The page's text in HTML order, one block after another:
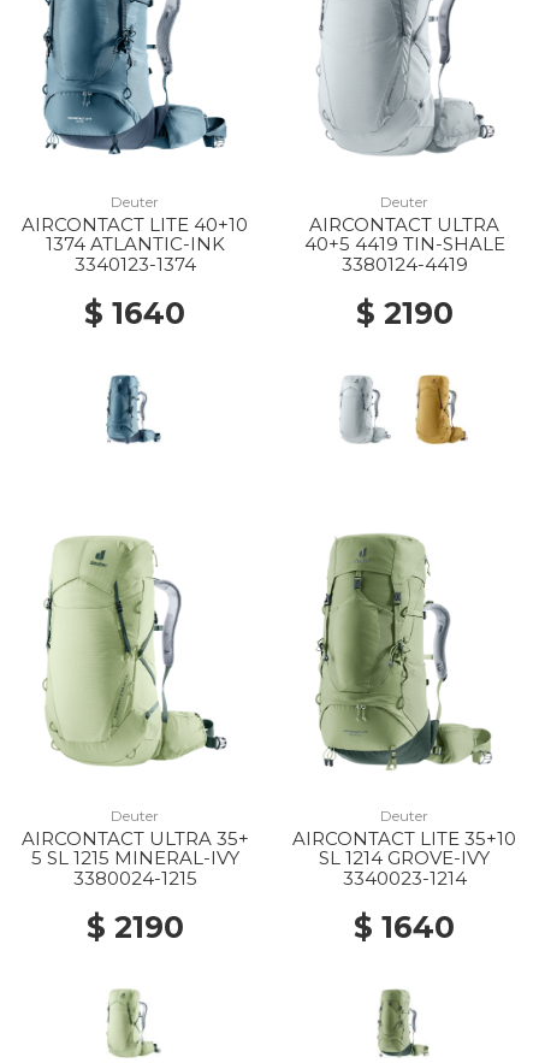
Deuter
AIRCONTACT LITE 40+10
1374 ATLANTIC-INK
3340123-1374
$ 1640
Deuter
AIRCONTACT ULTRA
40+5 4419 TIN-SHALE
3380124-4419
$ 2190
Deuter
AIRCONTACT ULTRA 35+
5 SL 1215 MINERAL-IVY
3380024-1215
$ 2190
Deuter
AIRCONTACT LITE 35+10
SL 1214 GROVE-IVY
3340023-1214
$ 1640